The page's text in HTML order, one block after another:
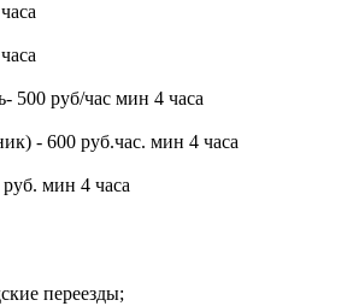
500 руб/час мин 4 часа
- 600 руб.час. мин 4 часа
мин 4 часа
переезды;